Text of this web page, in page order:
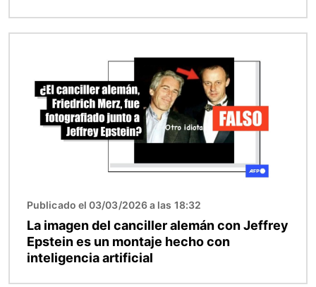
Publicado el 03/03/2026 a las 18:32
La imagen del canciller alemán con Jeffrey
Epstein es un montaje hecho con
inteligencia artificial